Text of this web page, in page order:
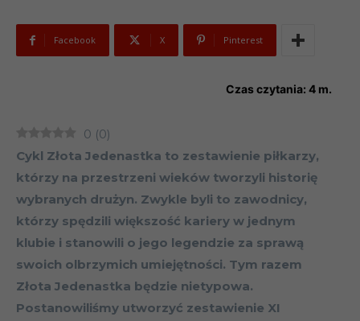
Facebook X Pinterest
Czas czytania: 4 m.
0 (0)
Cykl Złota Jedenastka to zestawienie piłkarzy,
którzy na przestrzeni wieków tworzyli historię
wybranych drużyn. Zwykle byli to zawodnicy,
którzy spędzili większość kariery w jednym
klubie i stanowili o jego legendzie za sprawą
swoich olbrzymich umiejętności. Tym razem
Złota Jedenastka będzie nietypowa.
Postanowiliśmy utworzyć zestawienie XI